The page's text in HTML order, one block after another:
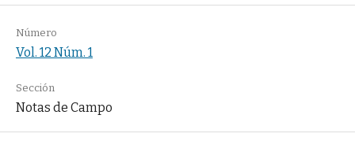
Número
Vol. 12 Núm. 1
Sección
Notas de Campo